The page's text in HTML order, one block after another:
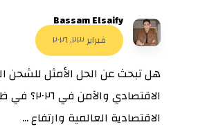
Bassam Elsaify
فبراير ٢٣, ٢٠٢٦
هل تبحث عن الحل الأمثل للشحن
الاقتصادي
الاقتصادية العالمية وارتفاع ...